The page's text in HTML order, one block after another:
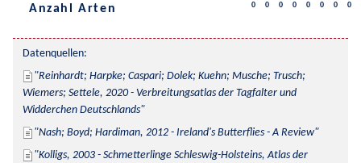
Anzahl Arten 0 0 0 0 0 0 0 0
Datenquellen:
Reinhardt; Harpke; Caspari; Dolek; Kuehn; Musche; Trusch;
Wiemers; Settele, 2020 - Verbreitungsatlas der Tagfalter und
Widderchen Deutschlands
Nash; Boyd; Hardiman, 2012 - Ireland's Butterflies - A Review
Kolligs, 2003 - Schmetterlinge Schleswig-Holsteins, Atlas der